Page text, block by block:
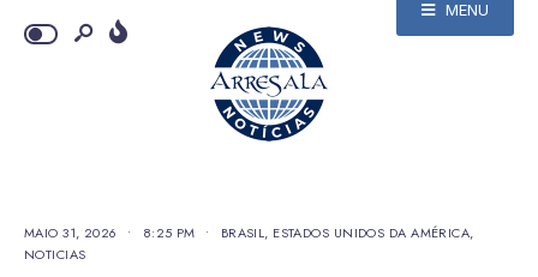
MENU
MAIO 31, 2026 • 8:25 PM • BRASIL, ESTADOS UNIDOS DA AMÉRICA,
NOTICIAS